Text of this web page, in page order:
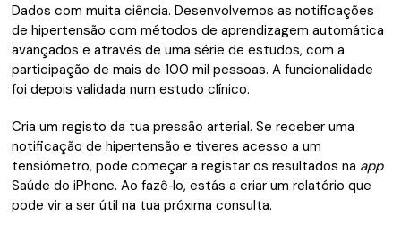
Dados com muita ciência. Desenvolvemos as notificações
de hipertensão com méto­dos de aprendiza­gem automática
avançados e através de uma série de estudos, com a
participação de mais de 100 mil pessoas. A funcionalidade
foi depois validada num estudo clínico.
Cria um registo da tua pressão arterial. Se receber uma
notificação de hipertensão e tiveres acesso a um
tensiómetro, pode começar a registar os resultados na app
Saúde do iPhone. Ao fazê‑lo, estás a criar um relatório que
pode vir a ser útil na tua próxima consulta.